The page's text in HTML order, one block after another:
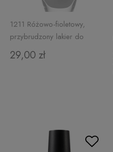
1211 Różowo-fioletowy,
przybrudzony lakier do
paznokci 13 ml ON POINTE
29,00 zł